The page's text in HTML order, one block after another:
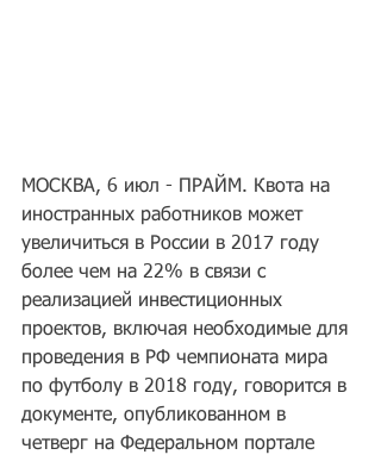
МОСКВА, 6 июл - ПРАЙМ. Квота на
иностранных работников может
увеличиться в России в 2017 году
более чем на 22% в связи с
реализацией инвестиционных
проектов, включая необходимые для
проведения в РФ чемпионата мира
по футболу в 2018 году, говорится в
документе, опубликованном в
четверг на Федеральном портале